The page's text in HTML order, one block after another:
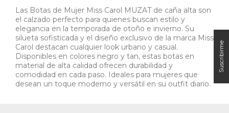
Las Botas de Mujer Miss Carol MUZAT de caña alta son
el calzado perfecto para quienes buscan estilo y
elegancia en la temporada de otoño e invierno. Su
silueta sofisticada y el diseño exclusivo de la marca Miss
Carol destacan cualquier look urbano y casual.
Disponibles en colores negro y tan, estas botas en
material de alta calidad ofrecen durabilidad y
comodidad en cada paso. Ideales para mujeres que
desean un toque moderno y versátil en su outfit diario.